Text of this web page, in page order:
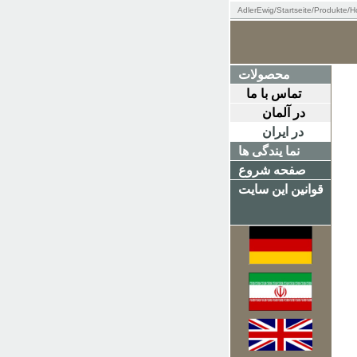
AdlerEwig/Startseite/Produkte/
محصولات
تماس با ما
در آلمان
در ایران
نما یندگی ها
صفحه شروع
قوانین این سایت